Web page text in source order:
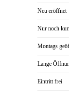
Neu eröffnet
Nur noch
Montags
Lange
Eintritt frei